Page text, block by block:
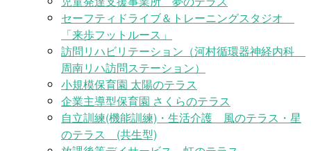
セーフティドライブ＆トレーニングスタジオ
「来歩フットルース」
訪問リハビリテーション（河村循環器神経内科
周南リハ訪問ステーション）
小規模保育園 太陽のテラス
企業主導型保育園 さくらのテラス
自立訓練(機能訓練)・生活介護 風のテラス・星
のテラス (共生型)